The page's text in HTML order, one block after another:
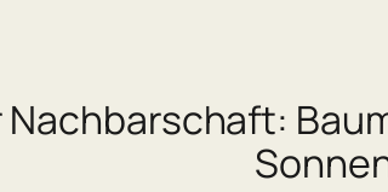
Nachbarschaft: